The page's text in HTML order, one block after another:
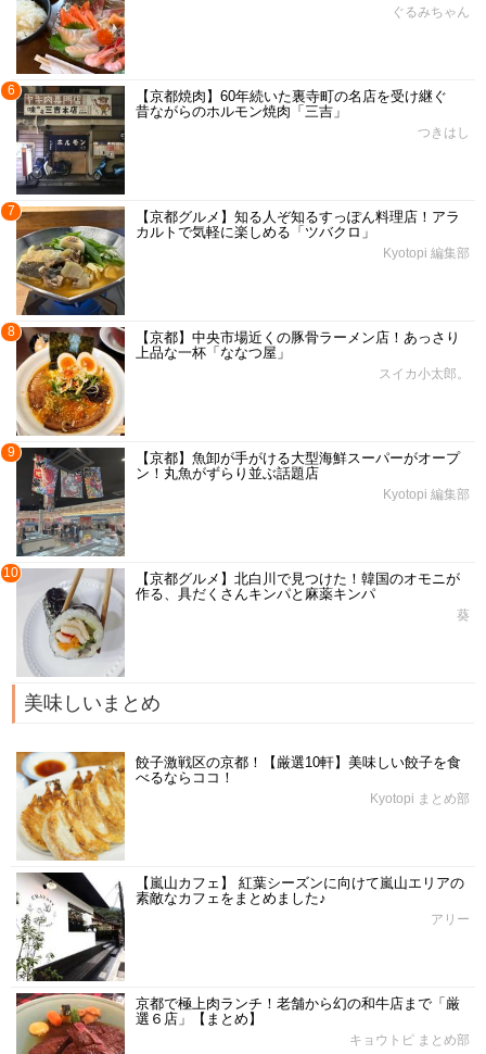
ぐるみちゃん
6
【京都焼肉】60年続いた裏寺町の名店を受け継ぐ
昔ながらのホルモン焼肉「三吉」
つきはし
7
【京都グルメ】知る人ぞ知るすっぽん料理店！アラ
カルトで気軽に楽しめる「ツバクロ」
Kyotopi 編集部
8
【京都】中央市場近くの豚骨ラーメン店！あっさり
上品な一杯「ななつ屋」
スイカ小太郎。
9
【京都】魚卸が手がける大型海鮮スーパーがオープ
ン！丸魚がずらり並ぶ話題店
Kyotopi 編集部
10
【京都グルメ】北白川で見つけた！韓国のオモニが
作る、具だくさんキンパと麻薬キンパ
葵
美味しいまとめ
餃子激戦区の京都！【厳選10軒】美味しい餃子を食
べるならココ！
Kyotopi まとめ部
【嵐山カフェ】 紅葉シーズンに向けて嵐山エリアの
素敵なカフェをまとめました♪
アリー
京都で極上肉ランチ！老舗から幻の和牛店まで「厳
選６店」【まとめ】
キョウトピ まとめ部